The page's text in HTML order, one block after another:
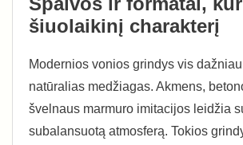
šiuolaikinį charakterį
Modernios vonios grindys vis
natūralias medžiagas. Akmens,
švelnaus marmuro imitacijos leidžia
subalansuotą atmosferą. Tokios